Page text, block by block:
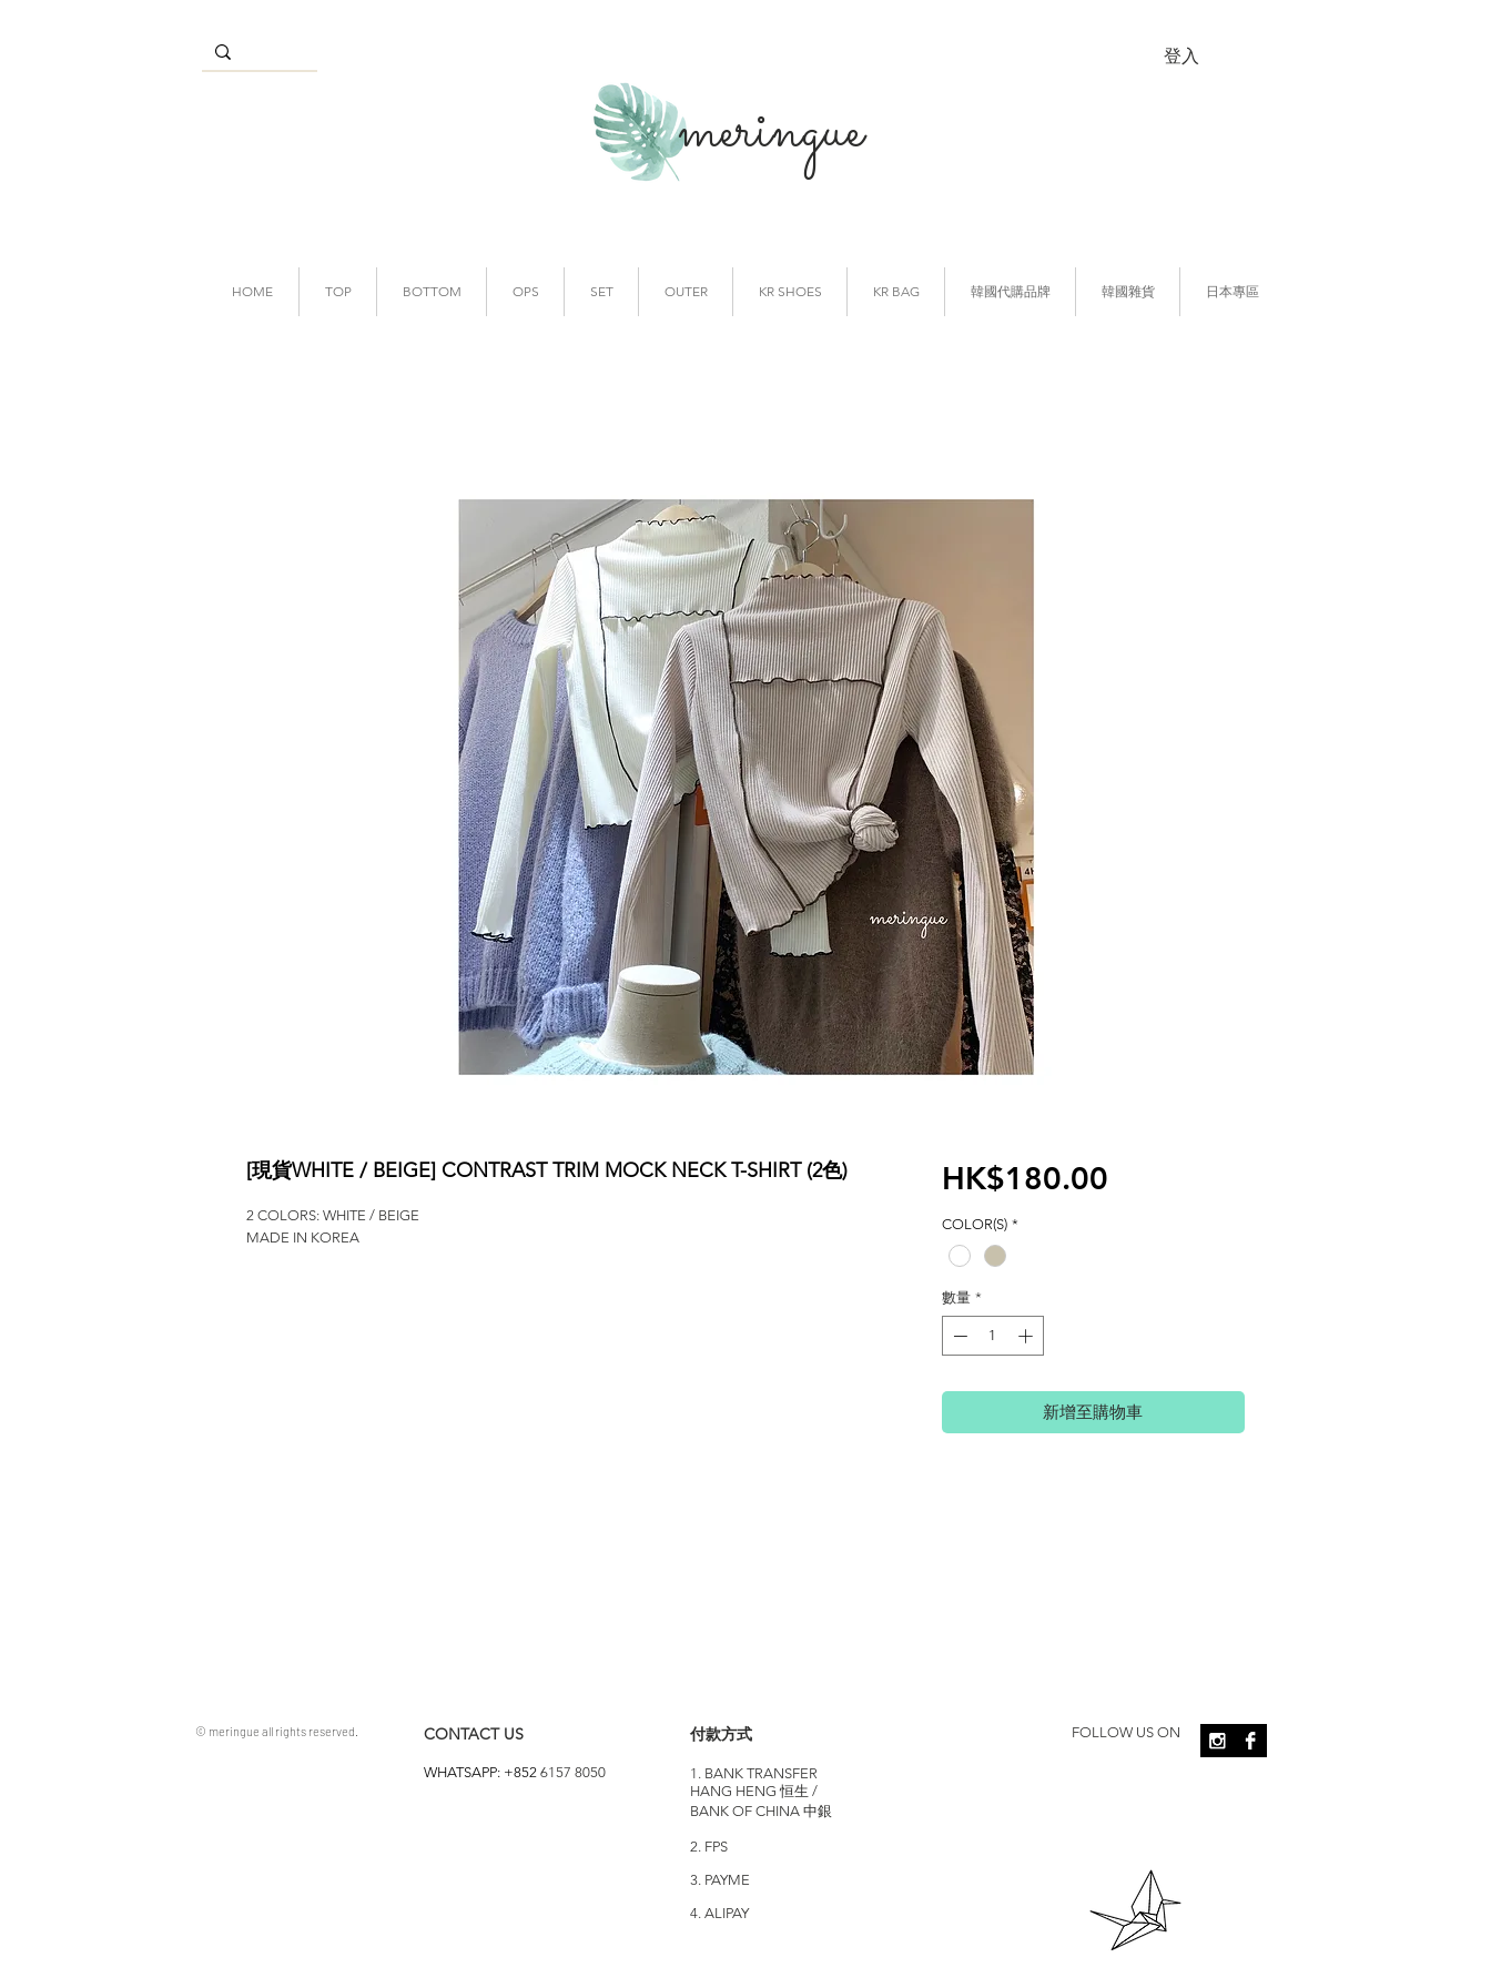
meringue
登入
[現貨WHITE / BEIGE] CONTRAST TRIM MOCK NECK T-SHIRT (2色)
2 COLORS: WHITE / BEIGE
MADE IN KOREA
HK$180.00價
COLOR(S) *
數量 *
新增至購物車
HOME TOP BOTTOM OPS SET OUTER KR SHOES KR BAG 韓國代購品牌 韓國雜貨 日本專區
© meringue all rights reserved. CONTACT US
WHATSAPP: +852 6157 8050
付款方式
1. BANK TRANSFER
HANG HENG 恒生 /
BANK OF CHINA 中銀
2. FPS
3. PAYME
4. ALIPAY
FOLLOW US ON